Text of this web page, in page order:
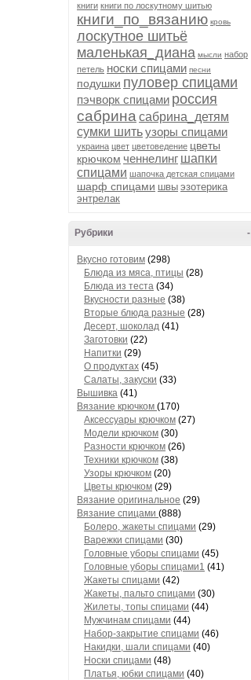
книги книги по лоскутному шитью
книги_по_вязанию кровь
лоскутное шитьё
маленькая_диана мысли набор
петель носки спицами песни
подушки пуловер спицами
пэчворк спицами россия
сабрина сабрина_детям
сумки шитьузоры спицами
украина цвет цветоведение цветы
крючком ченнелинг шапки
спицами шапочка детская спицами
шарф спицами швы эзотерика
энтрелак
-
Рубрики
Вкусно готовим (298)
Блюда из мяса, птицы (28)
Блюда из теста (34)
Вкусности разные (38)
Вторые блюда разные (28)
Десерт, шоколад (41)
Заготовки (22)
Напитки (29)
О продуктах (45)
Салаты, закуски (33)
Вышивка (41)
Вязание крючком (170)
Аксессуары крючком (27)
Модели крючком (30)
Разности крючком (26)
Техники крючком (38)
Узоры крючком (20)
Цветы крючком (29)
Вязание оригинальное (29)
Вязание спицами (888)
Болеро, жакеты спицами (29)
Варежки спицами (30)
Головные уборы спицами (45)
Головные уборы спицами1 (41)
Жакеты спицами (42)
Жакеты, пальто спицами (30)
Жилеты, топы спицами (44)
Мужчинам спицами (44)
Набор-закрытие спицами (46)
Накидки, шали спицами (40)
Носки спицами (48)
Платья, юбки спицами (40)